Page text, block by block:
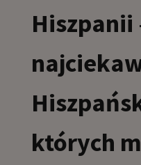
Hiszpanii
których